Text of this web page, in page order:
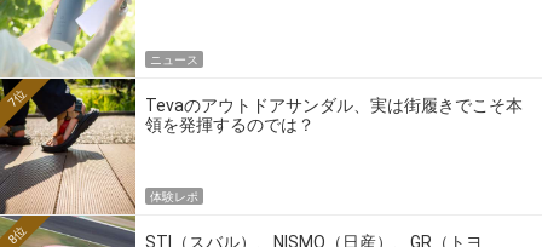
ニュース
Tevaのアウトドアサンダル、実は街履きでこそ本
領を発揮するのでは？
7位
体験レポ
STI（スバル）、NISMO（日産）、GR（トヨ
8位